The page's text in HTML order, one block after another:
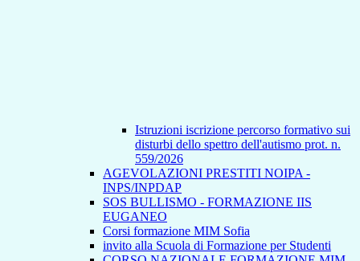
Istruzioni iscrizione percorso formativo sui
disturbi dello spettro dell'autismo prot. n.
559/2026
AGEVOLAZIONI PRESTITI NOIPA -
INPS/INPDAP
SOS BULLISMO - FORMAZIONE IIS
EUGANEO
Corsi formazione MIM Sofia
invito alla Scuola di Formazione per Studenti